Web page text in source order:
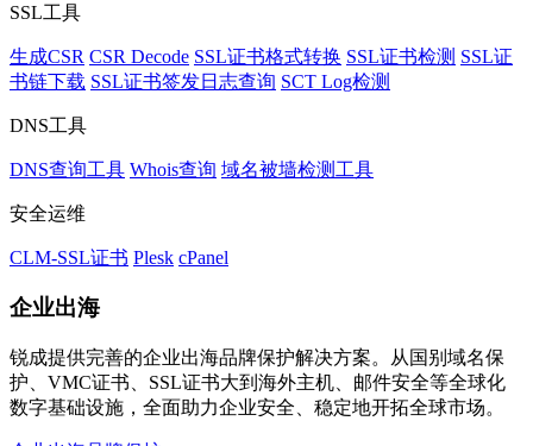
SSL工具
生成CSR CSR Decode SSL证书格式转换 SSL证书检测 SSL证
书链下载 SSL证书签发日志查询 SCT Log检测
DNS工具
DNS查询工具 Whois查询 域名被墙检测工具
安全运维
CLM-SSL证书 Plesk cPanel
企业出海
锐成提供完善的企业出海品牌保护解决方案。从国别域名保
护、VMC证书、SSL证书大到海外主机、邮件安全等全球化
数字基础设施，全面助力企业安全、稳定地开拓全球市场。